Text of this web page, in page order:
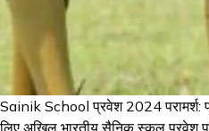
Sainik School प्रवेश 2024 परामर्श:
लिए अखिल भारतीय सैनिक स्कूल प्रवेश